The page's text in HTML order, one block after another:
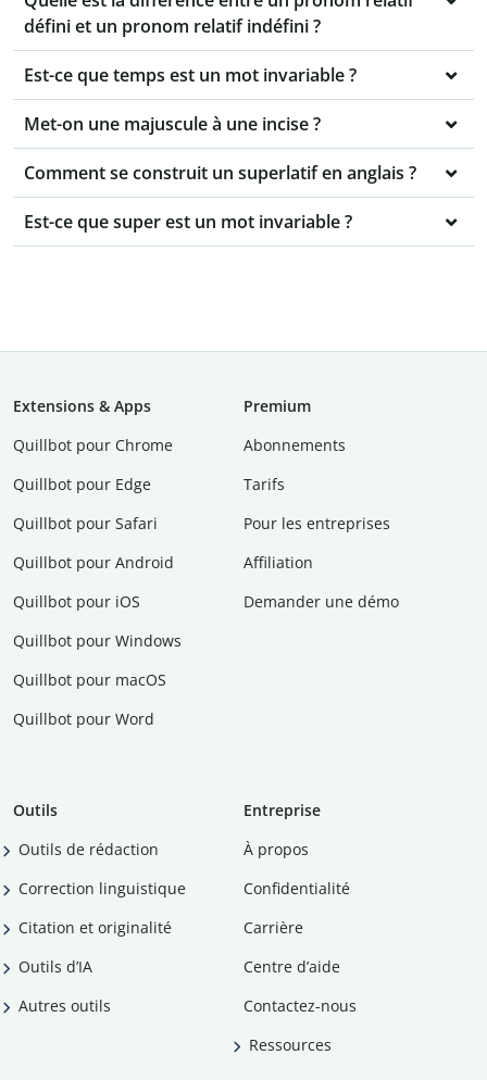
défini et un pronom relatif indéfini ?
Est-ce que temps est un mot invariable ?
Met-on une majuscule à une incise ?
Comment se construit un superlatif en anglais ?
Est-ce que super est un mot invariable ?
Extensions & Apps
Quillbot pour Chrome
Quillbot pour Edge
Quillbot pour Safari
Quillbot pour Android
Quillbot pour iOS
Quillbot pour Windows
Quillbot pour macOS
Quillbot pour Word
Premium
Abonnements
Tarifs
Pour les entreprises
Affiliation
Demander une démo
Outils
Outils de rédaction
Correction linguistique
Citation et originalité
Outils d’IA
Autres outils
Entreprise
À propos
Confidentialité
Carrière
Centre d’aide
Contactez-nous
Ressources